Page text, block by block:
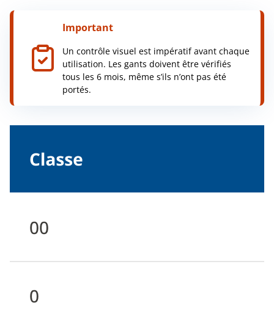
Important
Un contrôle visuel est impératif avant chaque
utilisation. Les gants doivent être vérifiés
tous les 6 mois, même s’ils n’ont pas été
portés.